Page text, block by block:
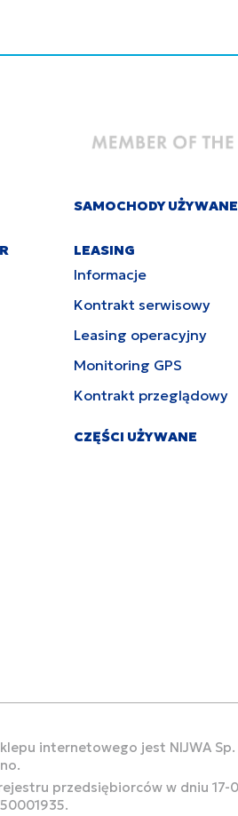
SAMOCHODY UŻYWANE
LEASING
Informacje
Kontrakt serwisowy
Leasing operacyjny
Monitoring GPS
Kontrakt przeglądowy
CZĘŚCI UŻYWANE
internetowego jest NIJWA Sp.
przedsiębiorców w dniu